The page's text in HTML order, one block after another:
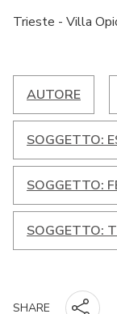
Trieste - Villa
AUTORE
SOGGETTO:
SOGGETTO:
SOGGETTO:
SHARE